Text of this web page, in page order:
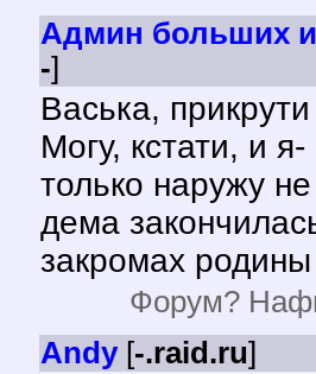
Админ больших
-]
Васька,
Могу, кстати, и
только наружу
дема
закромах
Форум?
Andy[-.raid.ru]